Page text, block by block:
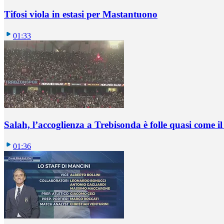
Tifosi viola in estasi per Mastantuono
01:33
Salah, l’accoglienza a Trebisonda è folle quasi come
01:36